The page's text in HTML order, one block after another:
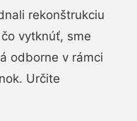
rekonštrukciu
vytknúť, sme
odborne v rámci
Určite